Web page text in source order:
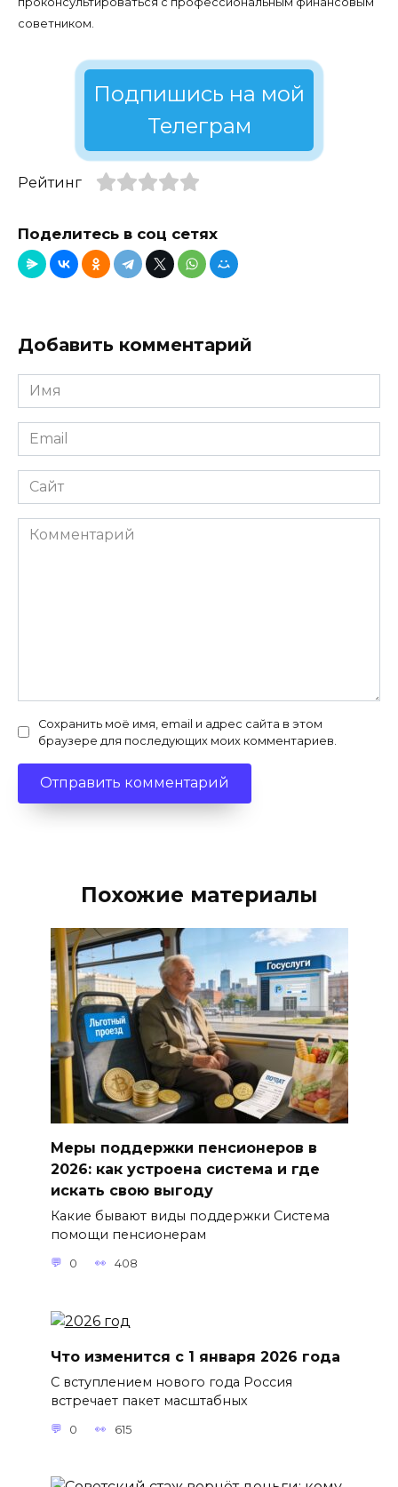
советником.
Подпишись на мой
Телеграм
Рейтинг
Поделитесь в соц сетях
Добавить комментарий
Имя
*
Email
*
Сайт
Комментарий
Сохранить моё имя, email и адрес сайта в этом
браузере для последующих моих комментариев.
Похожие материалы
Меры поддержки пенсионеров в
2026: как устроена система и где
искать свою выгоду
Какие бывают виды поддержки Система
помощи пенсионерам
0 408
Что изменится с 1 января 2026 года
С вступлением нового года Россия
встречает пакет масштабных
0 615